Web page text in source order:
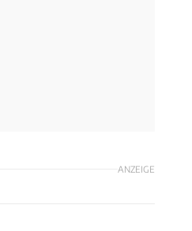
ANZEIGE